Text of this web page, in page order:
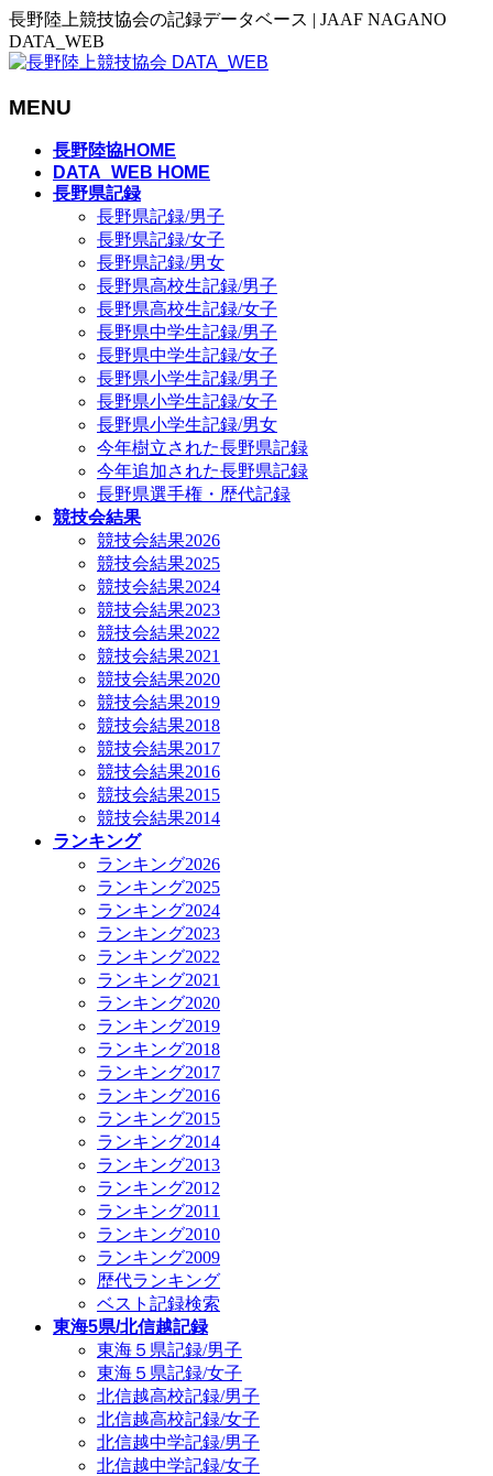
長野陸上競技協会の記録データベース | JAAF NAGANO
DATA_WEB
MENU
長野陸協HOME
DATA_WEB HOME
長野県記録
長野県記録/男子
長野県記録/女子
長野県記録/男女
長野県高校生記録/男子
長野県高校生記録/女子
長野県中学生記録/男子
長野県中学生記録/女子
長野県小学生記録/男子
長野県小学生記録/女子
長野県小学生記録/男女
今年樹立された長野県記録
今年追加された長野県記録
長野県選手権・歴代記録
競技会結果
競技会結果2026
競技会結果2025
競技会結果2024
競技会結果2023
競技会結果2022
競技会結果2021
競技会結果2020
競技会結果2019
競技会結果2018
競技会結果2017
競技会結果2016
競技会結果2015
競技会結果2014
ランキング
ランキング2026
ランキング2025
ランキング2024
ランキング2023
ランキング2022
ランキング2021
ランキング2020
ランキング2019
ランキング2018
ランキング2017
ランキング2016
ランキング2015
ランキング2014
ランキング2013
ランキング2012
ランキング2011
ランキング2010
ランキング2009
歴代ランキング
ベスト記録検索
東海5県/北信越記録
東海５県記録/男子
東海５県記録/女子
北信越高校記録/男子
北信越高校記録/女子
北信越中学記録/男子
北信越中学記録/女子